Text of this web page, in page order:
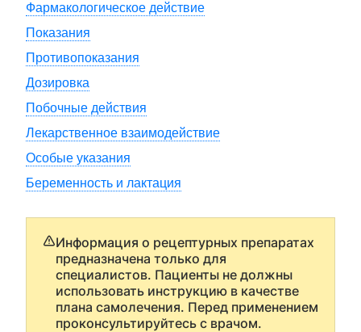
Фармакологическое действие
Показания
Противопоказания
Дозировка
Побочные действия
Лекарственное взаимодействие
Особые указания
Беременность и лактация
Информация о рецептурных препаратах
предназначена только для
специалистов. Пациенты не должны
использовать инструкцию в качестве
плана самолечения. Перед применением
проконсультируйтесь с врачом.